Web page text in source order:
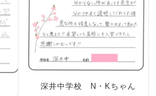
深井中学校 N・Kちゃん